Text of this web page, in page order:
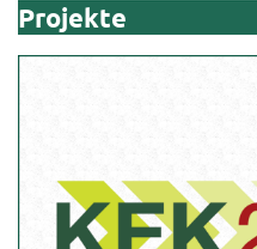
Pro­jek­te